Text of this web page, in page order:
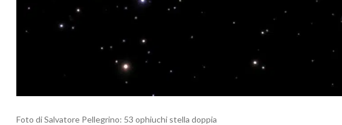
Foto di Salvatore Pellegrino: 53 ophiuchi stella doppia